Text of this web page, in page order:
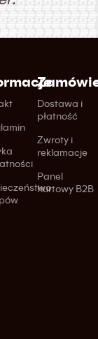
Dostawa i
płatność
Zwroty i
reklamacje
Panel
hurtowy B2B